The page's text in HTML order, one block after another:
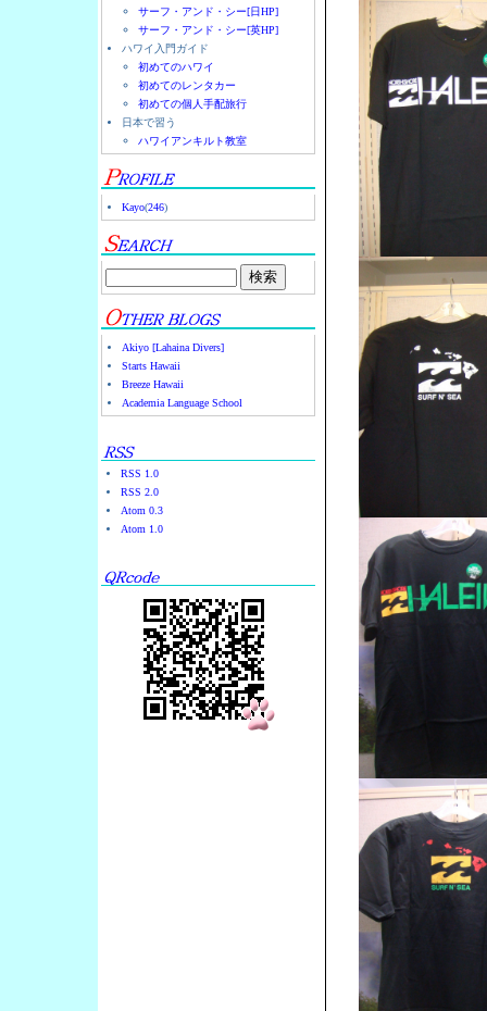
サーフ・アンド・シー[日HP]
サーフ・アンド・シー[英HP]
ハワイ入門ガイド
初めてのハワイ
初めてのレンタカー
初めての個人手配旅行
日本で習う
ハワイアンキルト教室
Kayo(246)
Akiyo [Lahaina Divers]
Starts Hawaii
Breeze Hawaii
Academia Language School
RSS 1.0
RSS 2.0
Atom 0.3
Atom 1.0